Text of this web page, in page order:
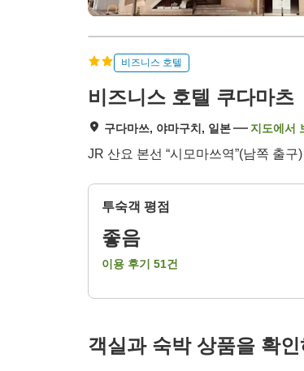
비즈니스 호텔
비즈니스 호텔 쿠다마츠
구다마쓰, 야마구치, 일본 지도에서
JR 산요 본선 “시모마쓰역”(남쪽 출구
투숙객 평점
좋음
이용 후기 51건
객실과 숙박 상품을 확